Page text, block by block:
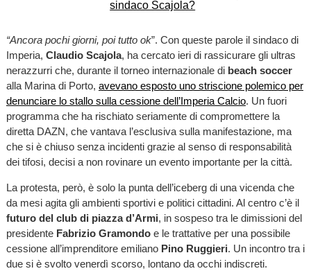
“Ancora pochi giorni, poi tutto ok”. Con queste parole il sindaco di
Imperia, Claudio Scajola, ha cercato ieri di rassicurare gli ultras
nerazzurri che, durante il torneo internazionale di beach soccer
alla Marina di Porto, avevano esposto uno striscione polemico per
denunciare lo stallo sulla cessione dell’Imperia Calcio. Un fuori
programma che ha rischiato seriamente di compromettere la
diretta DAZN, che vantava l’esclusiva sulla manifestazione, ma
che si è chiuso senza incidenti grazie al senso di responsabilità
dei tifosi, decisi a non rovinare un evento importante per la città.
La protesta, però, è solo la punta dell’iceberg di una vicenda che
da mesi agita gli ambienti sportivi e politici cittadini. Al centro c’è il
futuro del club di piazza d’Armi, in sospeso tra le dimissioni del
presidente Fabrizio Gramondo e le trattative per una possibile
cessione all’imprenditore emilianoPino Ruggieri. Un incontro tra i
due si è svolto venerdì scorso, lontano da occhi indiscreti.